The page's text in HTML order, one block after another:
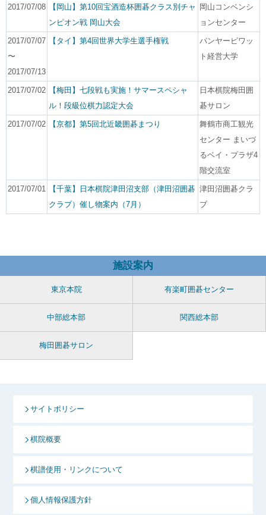
2017/07/08
【岡山】第10回宝酒造杯囲碁クラス別チャ
ンピオン戦 岡山大会
岡山コンベンシ
ョンセンター
2017/07/07
〜
2017/07/13
【タイ】第4回世界大学生選手権戦
パンヤーピワッ
ト経営大学
2017/07/02
【梅田】七段戦も実施！サマースペシャ
ル！段級位棋力認定大会
日本棋院梅田囲
碁サロン
2017/07/02 【京都】第5回北近畿囲碁まつり
舞鶴市商工観光
センター まいづ
るベイ・プラザ4
階交流室
2017/07/01
【千葉】日本棋院津田沼支部（津田沼囲碁
クラブ）催し物案内（7月）
津田沼囲碁クラ
ブ
施設案内
東京本院 有楽町囲碁センター
中部総本部 関西総本部
梅田囲碁サロン
サイトポリシー
棋院概要
棋譜使用・リンクについて
個人情報保護方針